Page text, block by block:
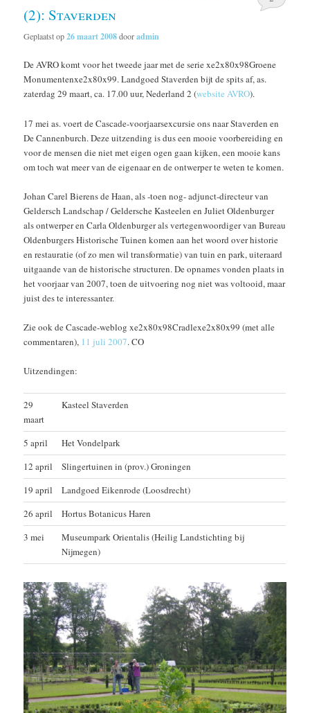
(2): Staverden
Geplaatst op26 maart 2008dooradmin
De AVRO komt voor het tweede jaar met de serie xe2x80x98Groene
Monumentenxe2x80x99. Landgoed Staverden bijt de spits af, as.
zaterdag 29 maart, ca. 17.00 uur, Nederland 2 (website AVRO).
17 mei as. voert de Cascade-voorjaarsexcursie ons naar Staverden en
De Cannenburch. Deze uitzending is dus een mooie voorbereiding en
voor de mensen die niet met eigen ogen gaan kijken, een mooie kans
om toch wat meer van de eigenaar en de ontwerper te weten te komen.
Johan Carel Bierens de Haan, als -toen nog- adjunct-directeur van
Geldersch Landschap / Geldersche Kasteelen en Juliet Oldenburger
als ontwerper en Carla Oldenburger als vertegenwoordiger van Bureau
Oldenburgers Historische Tuinen komen aan het woord over historie
en restauratie (of zo men wil transformatie) van tuin en park, uiteraard
uitgaande van de historische structuren. De opnames vonden plaats in
het voorjaar van 2007, toen de uitvoering nog niet was voltooid, maar
juist des te interessanter.
Zie ook de Cascade-weblog xe2x80x98Cradlexe2x80x99 (met alle
commentaren), 11 juli 2007. CO
Uitzendingen:
29
maart
Kasteel Staverden
5 april
Het Vondelpark
12 april
Slingertuinen in (prov.) Groningen
19 april
Landgoed Eikenrode (Loosdrecht)
26 april
Hortus Botanicus Haren
3 mei
Museumpark Orientalis (Heilig Landstichting bij
Nijmegen)